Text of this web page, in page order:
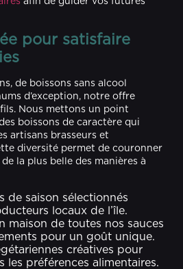
pour satisfaire
de boissons sans alcool
d’exception, notre offre
Nous mettons un point
boissons de caractère qui
artisans brasseurs et
diversité permet de couronner
la plus belle des manières à
de saison sélectionnés
locaux de l’île.
maison de toutes nos sauces
pour un goût unique.
créatives pour
les préférences alimentaires.